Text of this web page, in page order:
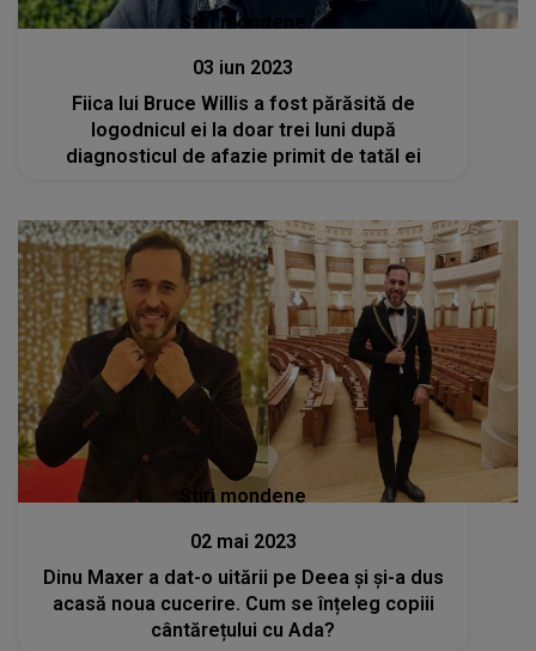
Stiri mondene
03 iun 2023
Fiica lui Bruce Willis a fost părăsită de
logodnicul ei la doar trei luni după
diagnosticul de afazie primit de tatăl ei
Stiri mondene
02 mai 2023
Dinu Maxer a dat-o uitării pe Deea și și-a dus
acasă noua cucerire. Cum se înțeleg copiii
cântărețului cu Ada?